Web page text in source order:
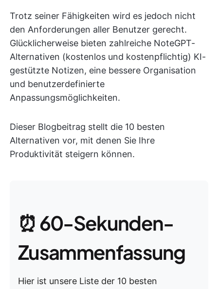
Trotz seiner Fähigkeiten wird es jedoch nicht
den Anforderungen aller Benutzer gerecht.
Glücklicherweise bieten zahlreiche NoteGPT-
Alternativen (kostenlos und kostenpflichtig) KI-
gestützte Notizen, eine bessere Organisation
und benutzerdefinierte
Anpassungsmöglichkeiten.
Dieser Blogbeitrag stellt die 10 besten
Alternativen vor, mit denen Sie Ihre
Produktivität steigern können.
⏰ 60-Sekunden-
Zusammenfassung
Hier ist unsere Liste der 10 besten